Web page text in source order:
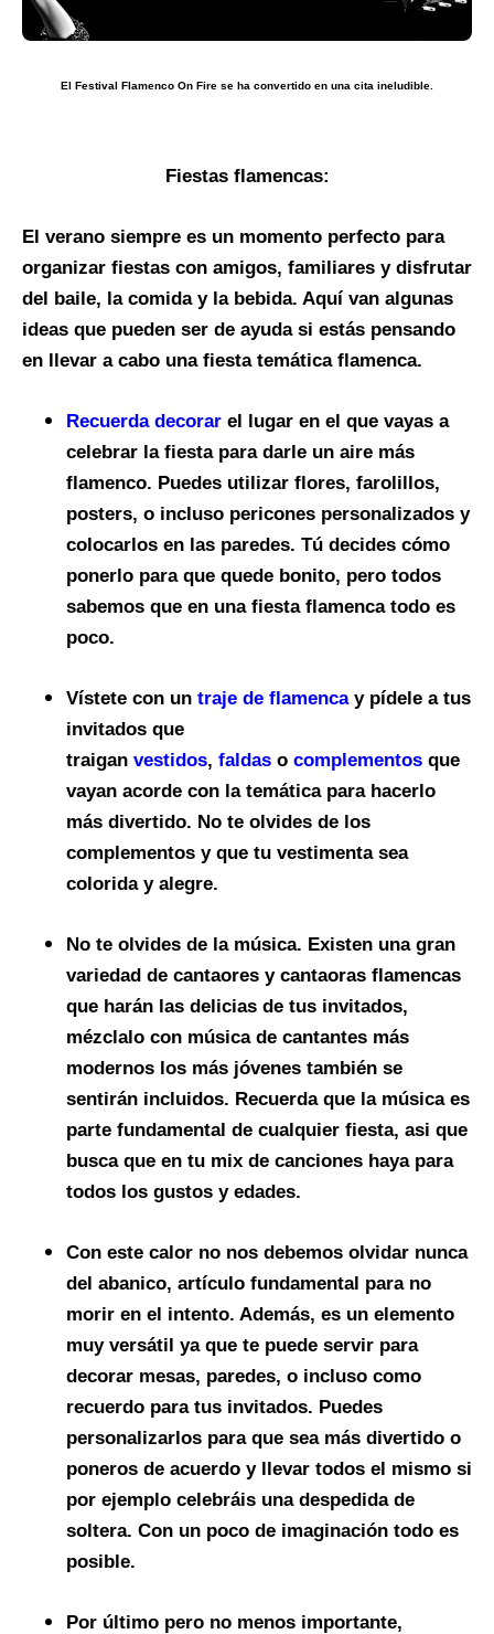
El Festival Flamenco On Fire se ha convertido en una cita ineludible.
Fiestas flamencas:
El verano siempre es un momento perfecto para
organizar fiestas con amigos, familiares y disfrutar
del baile, la comida y la bebida. Aquí van algunas
ideas que pueden ser de ayuda si estás pensando
en llevar a cabo una fiesta temática flamenca.
Recuerda decorar el lugar en el que vayas a
celebrar la fiesta para darle un aire más
flamenco. Puedes utilizar flores, farolillos,
posters, o incluso pericones personalizados y
colocarlos en las paredes. Tú decides cómo
ponerlo para que quede bonito, pero todos
sabemos que en una fiesta flamenca todo es
poco.
Vístete con un traje de flamencay pídele a tus
invitados que
traigan vestidos, faldas o complementos que
vayan acorde con la temática para hacerlo
más divertido. No te olvides de los
complementos y que tu vestimenta sea
colorida y alegre.
No te olvides de la música. Existen una gran
variedad de cantaores y cantaoras flamencas
que harán las delicias de tus invitados,
mézclalo con música de cantantes más
modernos los más jóvenes también se
sentirán incluidos. Recuerda que la música es
parte fundamental de cualquier fiesta, asi que
busca que en tu mix de canciones haya para
todos los gustos y edades.
Con este calor no nos debemos olvidar nunca
del abanico, artículo fundamental para no
morir en el intento. Además, es un elemento
muy versátil ya que te puede servir para
decorar mesas, paredes, o incluso como
recuerdo para tus invitados. Puedes
personalizarlos para que sea más divertido o
poneros de acuerdo y llevar todos el mismo si
por ejemplo celebráis una despedida de
soltera. Con un poco de imaginación todo es
posible.
Por último pero no menos importante,